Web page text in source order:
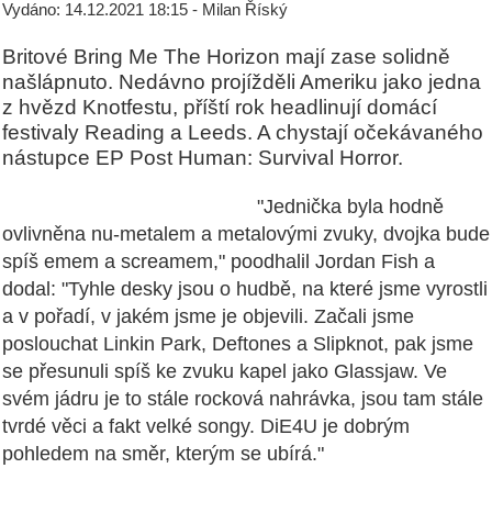
Vydáno: 14.12.2021 18:15 - Milan Říský
Britové Bring Me The Horizon mají zase solidně
našlápnuto. Nedávno projížděli Ameriku jako jedna
z hvězd Knotfestu, příští rok headlinují domácí
festivaly Reading a Leeds. A chystají očekávaného
nástupce EP Post Human: Survival Horror.
"Jednička byla hodně
ovlivněna nu-metalem a metalovými zvuky, dvojka bude
spíš emem a screamem," poodhalil Jordan Fish a
dodal: "Tyhle desky jsou o hudbě, na které jsme vyrostli
a v pořadí, v jakém jsme je objevili. Začali jsme
poslouchat Linkin Park, Deftones a Slipknot, pak jsme
se přesunuli spíš ke zvuku kapel jako Glassjaw. Ve
svém jádru je to stále rocková nahrávka, jsou tam stále
tvrdé věci a fakt velké songy. DiE4U je dobrým
pohledem na směr, kterým se ubírá."